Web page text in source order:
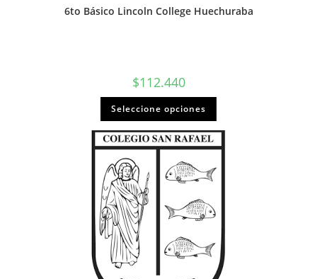
6to Básico Lincoln College Huechuraba
$112.440
Seleccione opciones